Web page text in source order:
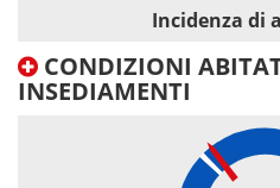
Incidenza di
CONDIZIONI
INSEDIAMENTI